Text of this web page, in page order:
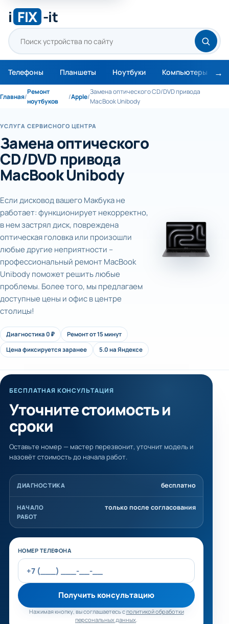
i FIX -it
Телефоны Планшеты Ноутбуки Компьютеры
Главная/
Ремонт
ноутбуков
/Apple/
Замена оптического CD/DVD привода
MacBook Unibody
УСЛУГА СЕРВИСНОГО ЦЕНТРА
Замена оптического
CD/DVD привода
MacBook Unibody
Если дисковод вашего Макбука не
работает: функционирует некорректно,
в нем застрял диск, повреждена
оптическая головка или произошли
любые другие неприятности –
профессиональный ремонт MacBook
Unibody поможет решить любые
проблемы. Более того, мы предлагаем
доступные цены и офис в центре
столицы!
Диагностика 0 ₽
Ремонт от 15 минут
Цена фиксируется заранее
5.0 на Яндексе
БЕСПЛАТНАЯ КОНСУЛЬТАЦИЯ
Уточните стоимость и
сроки
Оставьте номер — мастер перезвонит, уточнит модель и
назовёт стоимость до начала работ.
ДИАГНОСТИКА бесплатно
НАЧАЛО
РАБОТ
только после согласования
Не заполняйте это поле
НОМЕР ТЕЛЕФОНА
Получить консультацию
Нажимая кнопку, вы соглашаетесь сполитикой обработки
персональных данных.